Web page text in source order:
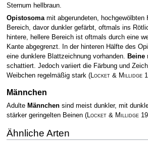
Sternum hellbraun.
Opistosomamit abgerundeten, hochgewölbten
Bereich, davor dunkler gefärbt, oftmals ins
hintere, hellere Bereich ist oftmals durch eine
Kante abgegrenzt. In der hinteren Hälfte des
eine dunklere Blattzeichnung vorhanden. Beine
schattiert. Jedoch variiert die Färbung und
Weibchen regelmäßig stark (Locket & Millidge
Männchen
Adulte Männchensind meist dunkler, mit
stärker geringelten Beinen (Locket & Millidge
Ähnliche Arten